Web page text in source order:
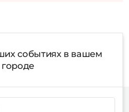
событиях в вашем
городе